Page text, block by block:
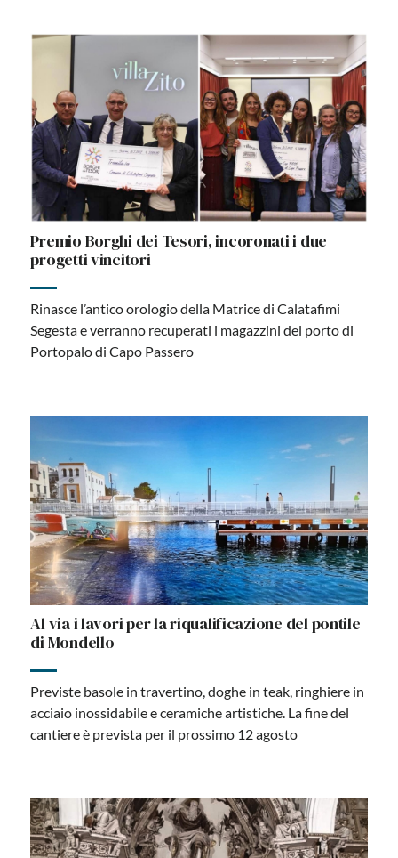
Premio Borghi dei Tesori, incoronati i due
progetti vincitori
Rinasce l’antico orologio della Matrice di Calatafimi
Segesta e verranno recuperati i magazzini del porto di
Portopalo di Capo Passero
Al via i lavori per la riqualificazione del pontile
di Mondello
Previste basole in travertino, doghe in teak, ringhiere in
acciaio inossidabile e ceramiche artistiche. La fine del
cantiere è prevista per il prossimo 12 agosto